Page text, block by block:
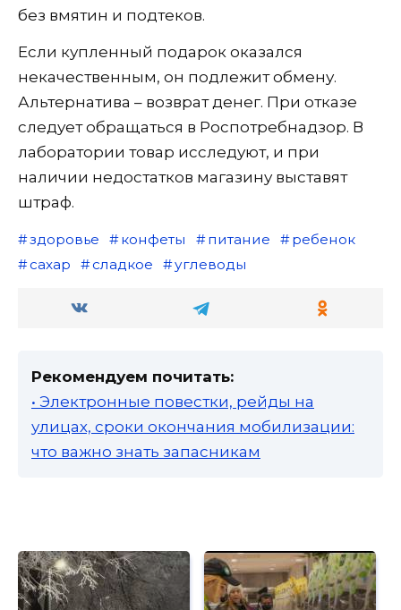
без вмятин и подтеков.
Если купленный подарок оказался
некачественным, он подлежит обмену.
Альтернатива – возврат денег. При отказе
следует обращаться в Роспотребнадзор. В
лаборатории товар исследуют, и при
наличии недостатков магазину выставят
штраф.
здоровье конфеты питание
ребенок
сахар
сладкое углеводы
Рекомендуем почитать:
• Электронные повестки, рейды на
улицах, сроки окончания мобилизации:
что важно знать запасникам